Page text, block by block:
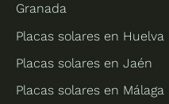
Granada
Placas solares en Huelva
Placas solares en Jaén
Placas solares en Málaga